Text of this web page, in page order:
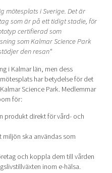
mötesplats i Sverige. Det är
som är på ett tidigt stadie, för
certifierad som
som Kalmar Science Park
den resan“
i Kalmar län, men dess
har betydelse för det
Science Park. Medlemmar
för:
produkt direkt för vård- och
ska användas som
och koppla dem till vården
inom e-hälsa.